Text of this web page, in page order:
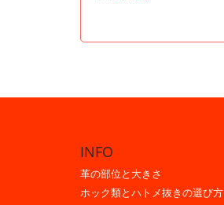
INFO
革の部位と大きさ
ホック類とハトメ抜きの選び方